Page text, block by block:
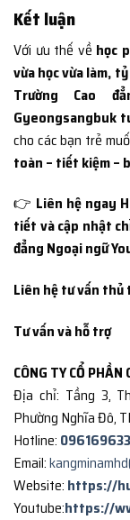
Kết luận
Với ưu thế về học
vừa học vừa làm,
Trường Cao
Gyeongsangbuk
cho các bạn trẻ
toàn – tiết kiệm –
👉 Liên hệ ngay
tiết và cập nhật
đẳng Ngoại ngữ
Liên hệ tư vấn thủ
Tư vấn và hỗ trợ
CÔNG TY CỔ
Địa chỉ: Tầng 3,
Phường Nghĩa Đô,
Hotline:
Email:
Website: https://
Youtube:https://